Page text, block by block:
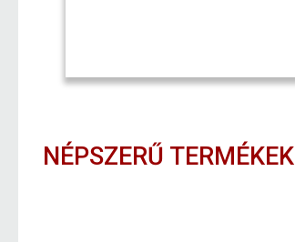
NÉPSZERŰ TERMÉKEK